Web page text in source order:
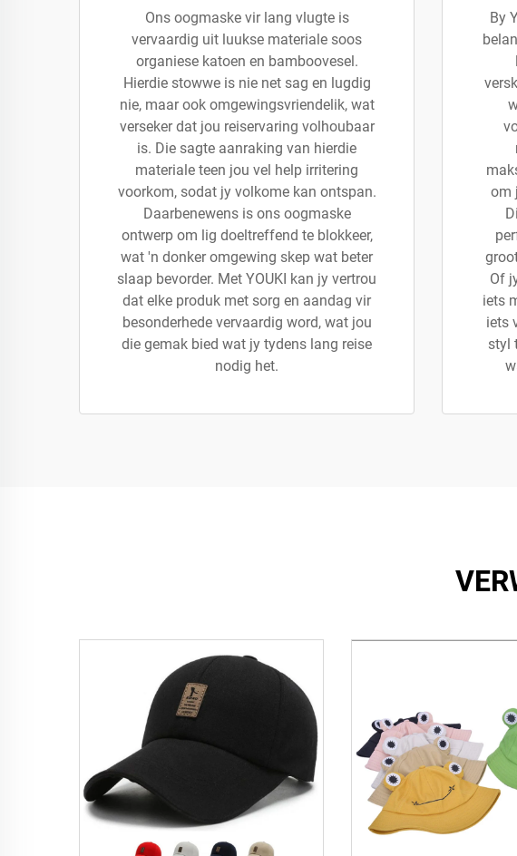
Ons oogmaske vir lang vlugte is
vervaardig uit luukse materiale soos
organiese katoen en bamboovesel.
Hierdie stowwe is nie net sag en lugdig
nie, maar ook omgewingsvriendelik, wat
verseker dat jou reiservaring volhoubaar
is. Die sagte aanraking van hierdie
materiale teen jou vel help irritering
voorkom, sodat jy volkome kan ontspan.
Daarbenewens is ons oogmaske
ontwerp om lig doeltreffend te blokkeer,
wat 'n donker omgewing skep wat beter
slaap bevorder. Met YOUKI kan jy vertrou
dat elke produk met sorg en aandag vir
besonderhede vervaardig word, wat jou
die gemak bied wat jy tydens lang reise
nodig het.
By
om
Of
iets
iets
styl